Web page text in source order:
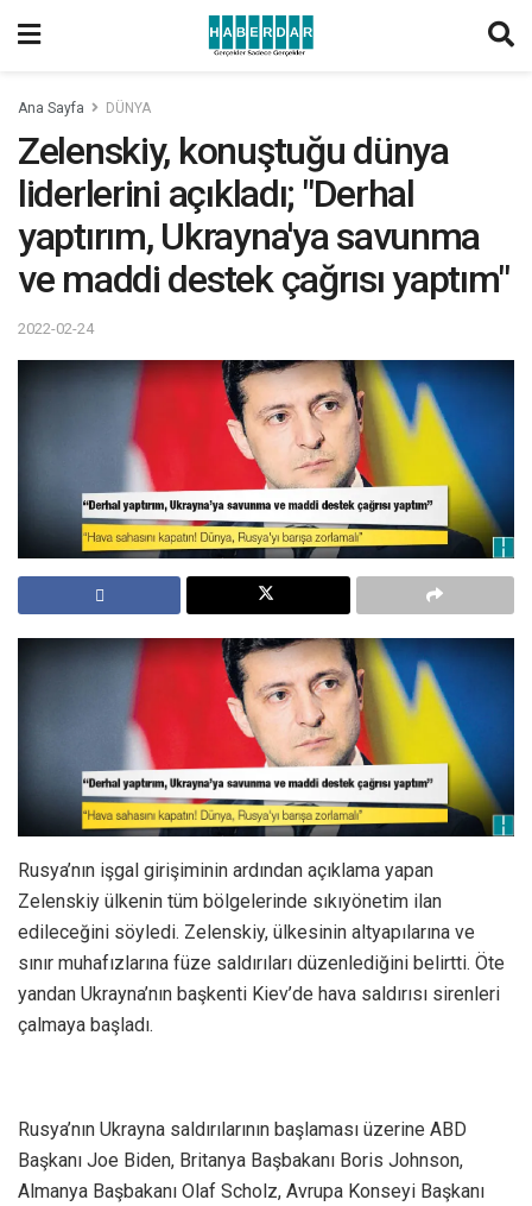
Ana Sayfa DÜNYA
Zelenskiy, konuştuğu dünya
liderlerini açıkladı; "Derhal
yaptırım, Ukrayna'ya savunma
ve maddi destek çağrısı yaptım"
2022-02-24
Rusya’nın işgal girişiminin ardından açıklama yapan
Zelenskiy ülkenin tüm bölgelerinde sıkıyönetim ilan
edileceğini söyledi. Zelenskiy, ülkesinin altyapılarına ve
sınır muhafızlarına füze saldırıları düzenlediğini belirtti. Öte
yandan Ukrayna’nın başkenti Kiev’de hava saldırısı sirenleri
çalmaya başladı.
Rusya’nın Ukrayna saldırılarının başlaması üzerine ABD
Başkanı Joe Biden, Britanya Başbakanı Boris Johnson,
Almanya Başbakanı Olaf Scholz, Avrupa Konseyi Başkanı